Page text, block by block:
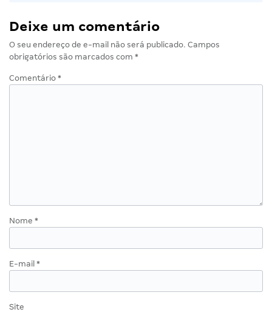
Deixe um comentário
O seu endereço de e-mail não será publicado. Campos
obrigatórios são marcados com *
Comentário *
Nome *
E-mail *
Site